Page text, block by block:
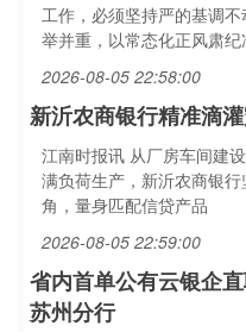
工作，必须坚持严的基调
举并重，以常态化正风肃
2026-08-05 22:58:00
新沂农商银行精准滴
江南时报讯 从厂房车间建
满负荷生产，新沂农商银
角，量身匹配信贷产品
2026-08-05 22:59:00
省内首单公有云银企
苏州分行